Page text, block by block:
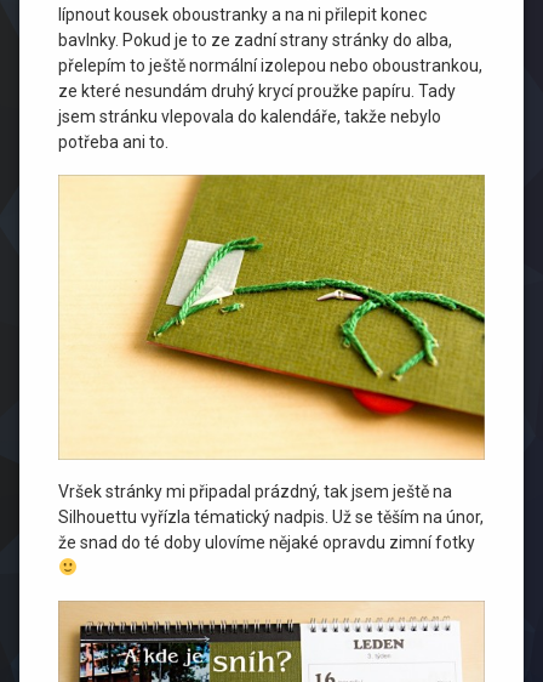
lípnout kousek oboustranky a na ni přilepit konec
bavlnky. Pokud je to ze zadní strany stránky do alba,
přelepím to ještě normální izolepou nebo oboustrankou,
ze které nesundám druhý krycí proužke papíru. Tady
jsem stránku vlepovala do kalendáře, takže nebylo
potřeba ani to.
Vršek stránky mi připadal prázdný, tak jsem ještě na
Silhouettu vyřízla tématický nadpis. Už se těším na únor,
že snad do té doby ulovíme nějaké opravdu zimní fotky